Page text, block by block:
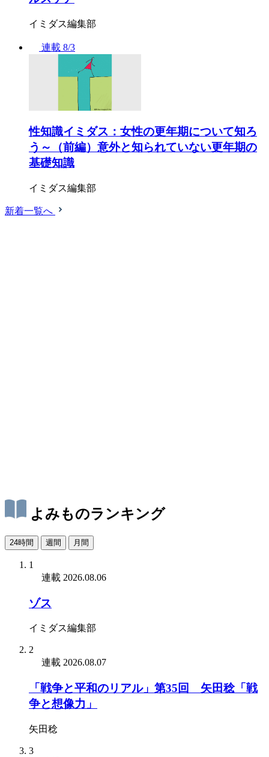
イミダス編集部
連載 8/3
性知識イミダス：女性の更年期について知ろ
う～（前編）意外と知られていない更年期の
基礎知識
イミダス編集部
新着一覧へ
よみものランキング
24時間 週間 月間
1
連載 2026.08.06
ゾス
イミダス編集部
2
連載 2026.08.07
「戦争と平和のリアル」第35回 矢田稔「戦
争と想像力」
矢田稔
3